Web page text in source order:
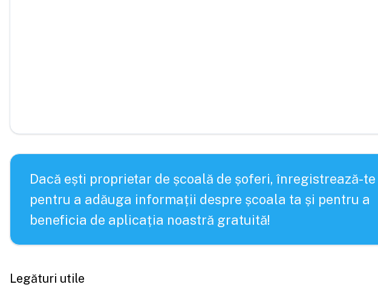
Dacă ești proprietar de școală de șoferi, înregistrează-te
pentru a adăuga informații despre școala ta și pentru a
beneficia de aplicația noastră gratuită!
Legături utile